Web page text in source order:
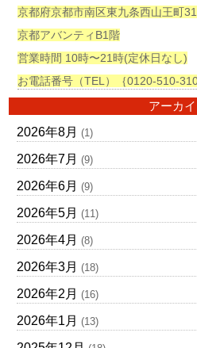
京都府京都市南区東九条西山王町31
京都アバンティB1階
営業時間 10時〜21時(定休日なし)
お電話番号（TEL）｛0120-510-310
アーカ
2026年8月 (1)
2026年7月 (9)
2026年6月 (9)
2026年5月 (11)
2026年4月 (8)
2026年3月 (18)
2026年2月 (16)
2026年1月 (13)